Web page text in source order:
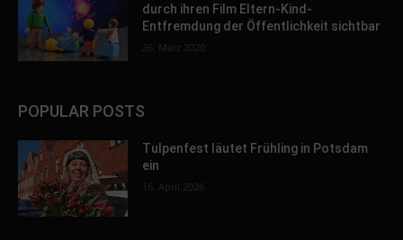
durch ihren Film Eltern-Kind-
Entfremdung der Öffentlichkeit sichtbar
26. März 2020
POPULAR POSTS
Tulpenfest läutet Frühling in Potsdam
ein
16. April 2026